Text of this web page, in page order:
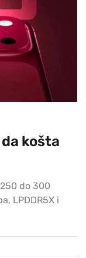
košta
do 300
LPDDR5X i